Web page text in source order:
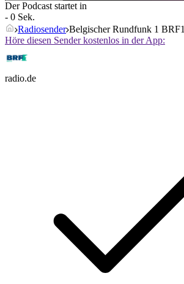
Der Podcast startet in
- 0 Sek.
Radiosender Belgischer Rundfunk 1 BRF1
Höre diesen Sender kostenlos in der App:
radio.de